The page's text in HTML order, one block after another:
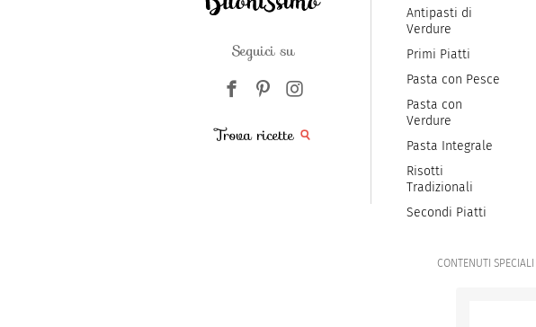
Seguici su
Trova ricette
Antipasti di
Verdure
Primi Piatti
Pasta con Pesce
Pasta con
Verdure
Pasta Integrale
Risotti
Tradizionali
Secondi Piatti
CONTENUTI SPECIALI